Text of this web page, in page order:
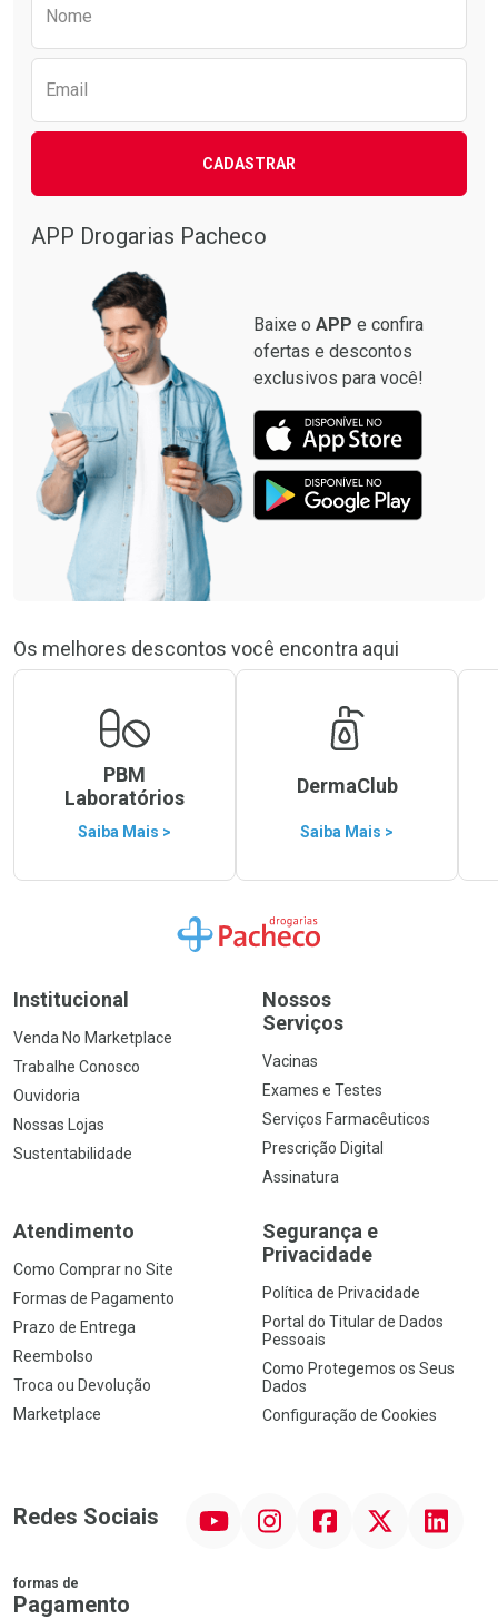
Nome
Email
CADASTRAR
APP Drogarias Pacheco
Baixe o APP e confira
ofertas e descontos
exclusivos para você!
Os melhores descontos você encontra aqui
PBM
Laboratórios
Saiba Mais >
DermaClub
Saiba Mais >
Ir para a Home
Institucional
Venda No Marketplace
Trabalhe Conosco
Ouvidoria
Nossas Lojas
Sustentabilidade
Nossos
Serviços
Vacinas
Exames e Testes
Serviços Farmacêuticos
Prescrição Digital
Assinatura
Atendimento
Como Comprar no Site
Formas de Pagamento
Prazo de Entrega
Reembolso
Troca ou Devolução
Marketplace
Segurança e
Privacidade
Política de Privacidade
Portal do Titular de Dados
Pessoais
Como Protegemos os Seus
Dados
Configuração de Cookies
Redes Sociais InstagramFacebookTwitter Linkedin
formas de
Pagamento